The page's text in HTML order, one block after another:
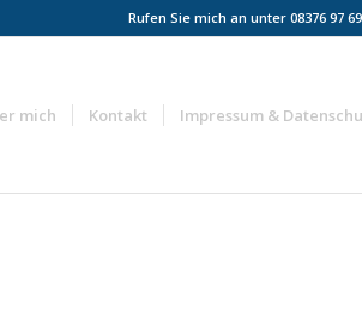
Rufen Sie mich an unter 08376 97
mich Kontakt Impressum &